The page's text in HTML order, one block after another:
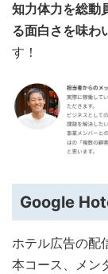
知力体力を総動
る面白さを味わ
す！
Google
ホテル広告の配
本コース、メン